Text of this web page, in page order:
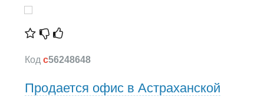
Код c56248648
Продается офис в Астраханской